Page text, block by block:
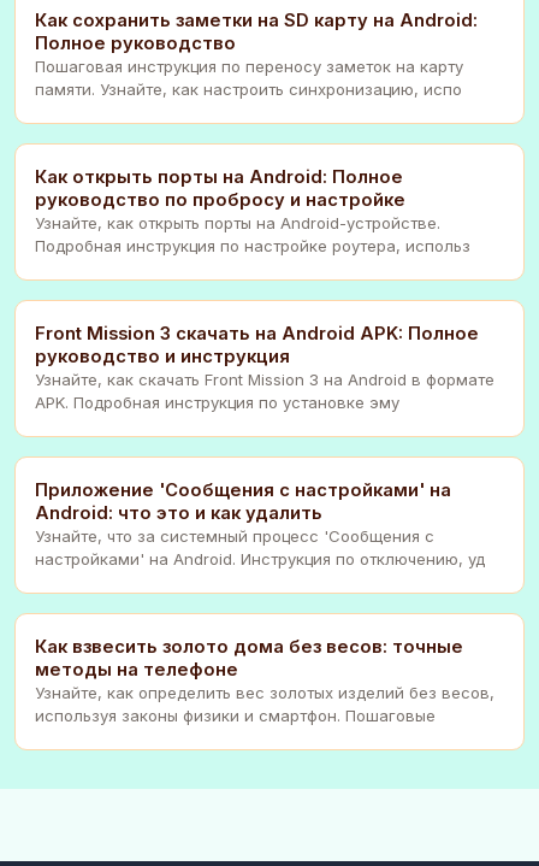
Как сохранить заметки на SD карту на Android:
Полное руководство
Пошаговая инструкция по переносу заметок на карту
памяти. Узнайте, как настроить синхронизацию, испо
Как открыть порты на Android: Полное
руководство по пробросу и настройке
Узнайте, как открыть порты на Android-устройстве.
Подробная инструкция по настройке роутера, использ
Front Mission 3 скачать на Android APK: Полное
руководство и инструкция
Узнайте, как скачать Front Mission 3 на Android в формате
APK. Подробная инструкция по установке эму
Приложение 'Сообщения с настройками' на
Android: что это и как удалить
Узнайте, что за системный процесс 'Сообщения с
настройками' на Android. Инструкция по отключению, уд
Как взвесить золото дома без весов: точные
методы на телефоне
Узнайте, как определить вес золотых изделий без весов,
используя законы физики и смартфон. Пошаговые